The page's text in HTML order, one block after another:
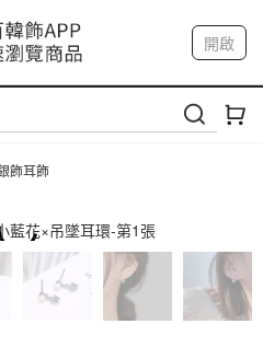
4-9/6 淡水捷運站
9/13 八里海巡基地
23 桃園青埔置地廣場
開啟
我的帳戶
飾耳飾